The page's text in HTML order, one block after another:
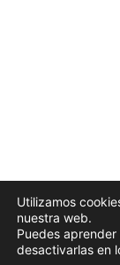
Todos los
Utilizamos
nuestra web.
Puedes
desactivarlas en